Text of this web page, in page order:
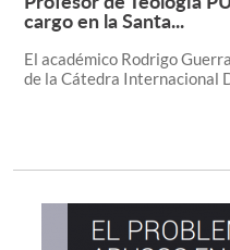
cargo en la Santa...
El académico Rodrigo
de la Cátedra Internacional